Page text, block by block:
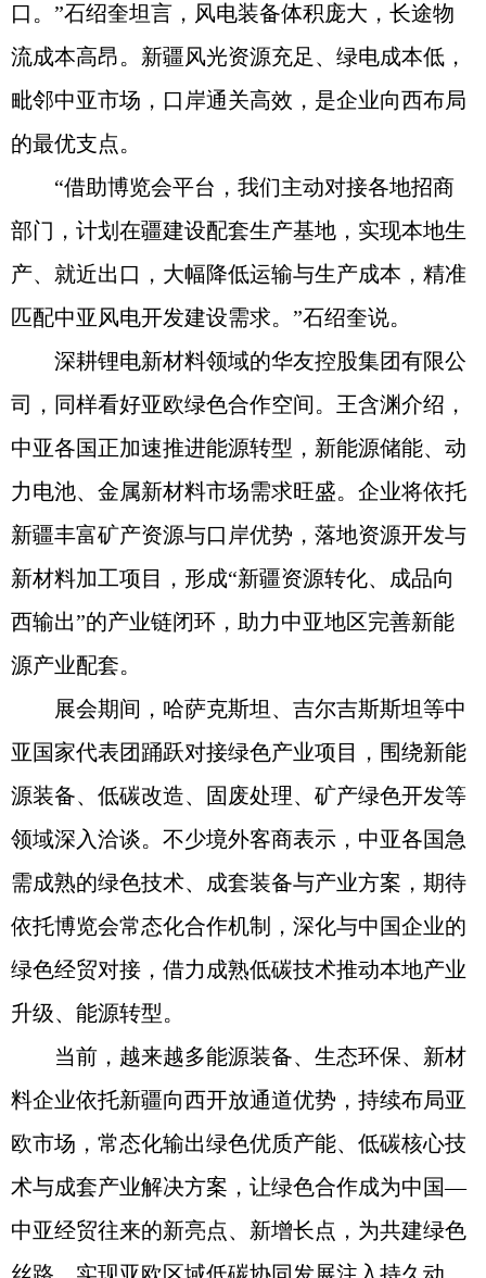
口。”石绍奎坦言，风电装备体积庞大，长途物
流成本高昂。新疆风光资源充足、绿电成本低，
毗邻中亚市场，口岸通关高效，是企业向西布局
的最优支点。
“借助博览会平台，我们主动对接各地招商
部门，计划在疆建设配套生产基地，实现本地生
产、就近出口，大幅降低运输与生产成本，精准
匹配中亚风电开发建设需求。”石绍奎说。
深耕锂电新材料领域的华友控股集团有限公
司，同样看好亚欧绿色合作空间。王含渊介绍，
中亚各国正加速推进能源转型，新能源储能、动
力电池、金属新材料市场需求旺盛。企业将依托
新疆丰富矿产资源与口岸优势，落地资源开发与
新材料加工项目，形成“新疆资源转化、成品向
西输出”的产业链闭环，助力中亚地区完善新能
源产业配套。
展会期间，哈萨克斯坦、吉尔吉斯斯坦等中
亚国家代表团踊跃对接绿色产业项目，围绕新能
源装备、低碳改造、固废处理、矿产绿色开发等
领域深入洽谈。不少境外客商表示，中亚各国急
需成熟的绿色技术、成套装备与产业方案，期待
依托博览会常态化合作机制，深化与中国企业的
绿色经贸对接，借力成熟低碳技术推动本地产业
升级、能源转型。
当前，越来越多能源装备、生态环保、新材
料企业依托新疆向西开放通道优势，持续布局亚
欧市场，常态化输出绿色优质产能、低碳核心技
术与成套产业解决方案，让绿色合作成为中国—
中亚经贸往来的新亮点、新增长点，为共建绿色